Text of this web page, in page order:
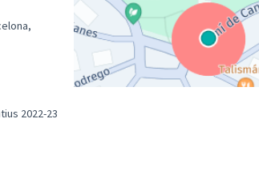
Participatius 2022-23
2022-23